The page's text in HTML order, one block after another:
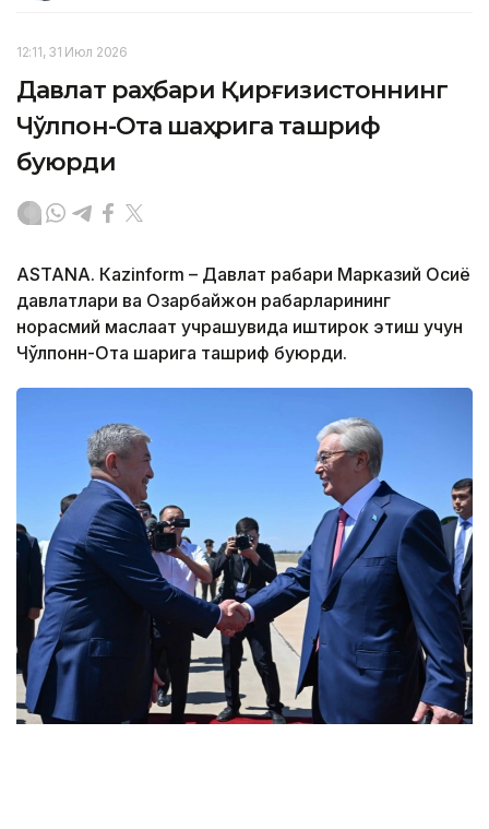
12:11, 31 Июл 2026
Давлат раҳбари Қирғизистоннинг
Чўлпон-Ота шаҳрига ташриф
буюрди
ASTANА. Кazinform – Давлат раҳбари Марказий Осиё
давлатлари ва Озарбайжон раҳбарларининг
норасмий маслаҳат учрашувида иштирок этиш учун
Чўлпонн-Ота шаҳрига ташриф буюрди.